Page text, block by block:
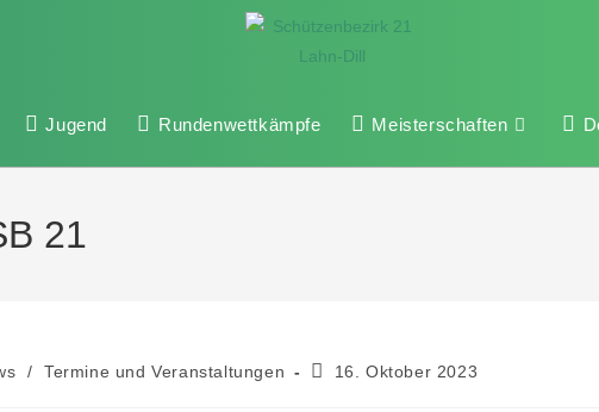
Jugend Rundenwettkämpfe Meisterschaften
21
/ Termine und Veranstaltungen 16. Oktober 2023